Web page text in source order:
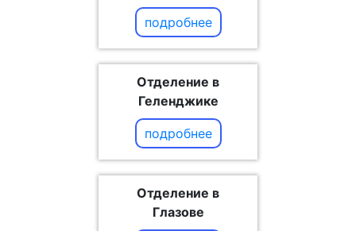
подробнее
Отделение в
Геленджике
подробнее
Отделение в
Глазове